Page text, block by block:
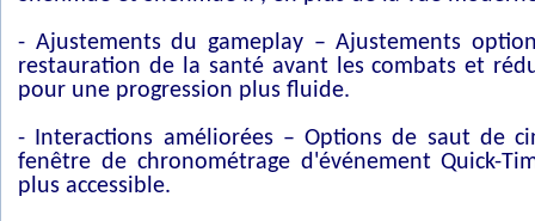
- Ajustements du gameplay – Ajustements
restauration de la santé avant les combats et
pour une progression plus fluide.
- Interactions améliorées – Options de saut de
fenêtre de chronométrage d'événement Quick-
plus accessible.